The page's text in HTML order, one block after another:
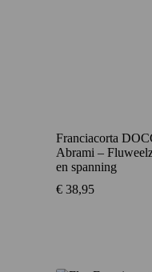
Franciacorta
Abrami –
en spanning
€ 38,95